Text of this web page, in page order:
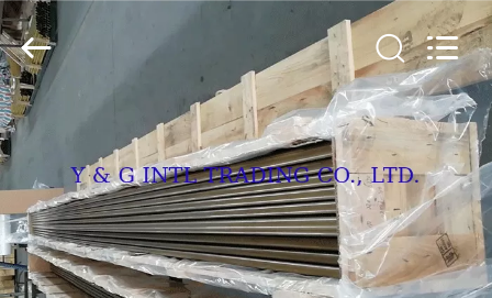
MAISON
PRODUITS
AU
SUJET
&
G
International
Trading
Company
Limited.
All
Rights
Reserved.